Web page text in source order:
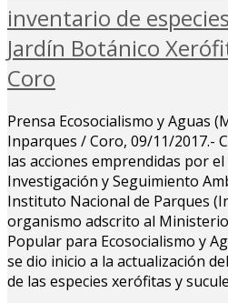
inventario de
Jardín Botánico
Coro
Prensa Ecosocialismo y Aguas
Inparques / Coro, 09/11/2017.-
las acciones emprendidas por el
Investigación y Seguimiento
Instituto Nacional de Parques
organismo adscrito al
Popular para Ecosocialismo y
se dio inicio a la actualización
de las especies xerófitas y